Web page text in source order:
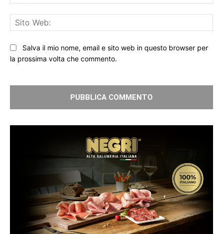
Salva il mio nome, email e sito web in questo browser per
la prossima volta che commento.